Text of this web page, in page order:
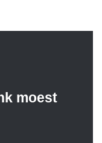
moest